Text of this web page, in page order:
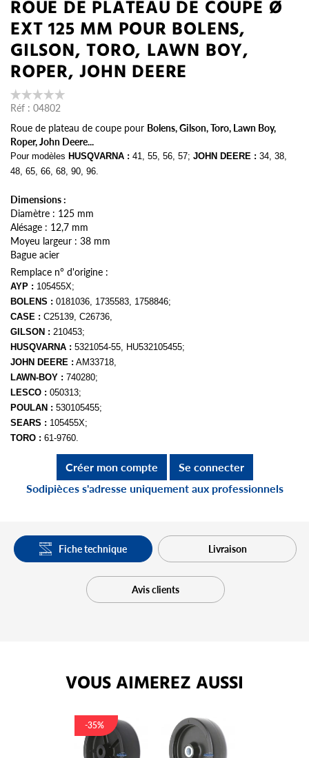
ROUE DE PLATEAU DE COUPE Ø
EXT 125 MM POUR BOLENS,
GILSON, TORO, LAWN BOY,
ROPER, JOHN DEERE
Réf : 04802
Roue de plateau de coupe pour Bolens, Gilson, Toro, Lawn Boy,
Roper, John Deere...
Pour modèles HUSQVARNA : 41, 55, 56, 57; JOHN DEERE : 34, 38,
48, 65, 66, 68, 90, 96.
Dimensions :
Diamètre : 125 mm
Alésage : 12,7 mm
Moyeu largeur : 38 mm
Bague acier
Remplace n° d'origine :
AYP : 105455X;
BOLENS : 0181036, 1735583, 1758846;
CASE : C25139, C26736,
GILSON : 210453;
HUSQVARNA : 5321054-55, HU532105455;
JOHN DEERE : AM33718,
LAWN-BOY : 740280;
LESCO : 050313;
POULAN : 530105455;
SEARS : 105455X;
TORO : 61-9760.
Créer mon compte
Se connecter
Sodipièces s'adresse uniquement aux professionnels
Fiche technique Livraison
Avis clients
VOUS AIMEREZ AUSSI
-35%